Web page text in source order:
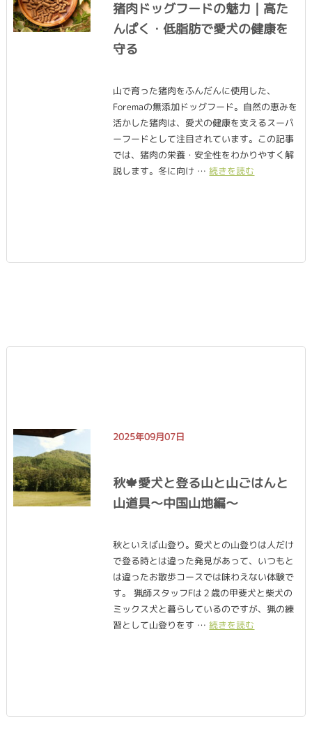
猪肉ドッグフードの魅力｜高た
んぱく・低脂肪で愛犬の健康を
守る
山で育った猪肉をふんだんに使用した、
Foremaの無添加ドッグフード。自然の恵みを
活かした猪肉は、愛犬の健康を支えるスーパ
ーフードとして注目されています。この記事
では、猪肉の栄養・安全性をわかりやすく解
説します。冬に向け …続きを読む
2025年09月07日
秋🍁愛犬と登る山と山ごはんと
山道具〜中国山地編〜
秋といえば山登り。愛犬との山登りは人だけ
で登る時とは違った発見があって、いつもと
は違ったお散歩コースでは味わえない体験で
す。 猟師スタッフFは２歳の甲斐犬と柴犬の
ミックス犬と暮らしているのですが、猟の練
習として山登りをす …続きを読む